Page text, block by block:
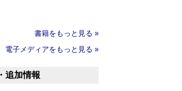
書籍をもっと見る »
電子メディアをもっと見る »
追加情報